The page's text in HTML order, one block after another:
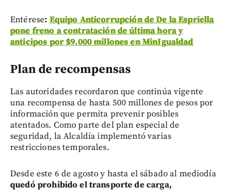
Entérese: Equipo Anticorrupción de De la Espriella
pone freno a contratación de última hora y
anticipos por $9.000 millones en MinIgualdad
Plan de recompensas
Las autoridades recordaron que continúa vigente
una recompensa de hasta 500 millones de pesos por
información que permita prevenir posibles
atentados. Como parte del plan especial de
seguridad, la Alcaldía implementó varias
restricciones temporales.
Desde este 6 de agosto y hasta el sábado al mediodía
quedó prohibido el transporte de carga,